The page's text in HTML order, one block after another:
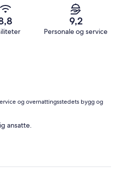
9,2
Personale og service
og overnattingsstedets bygg og
ansatte.